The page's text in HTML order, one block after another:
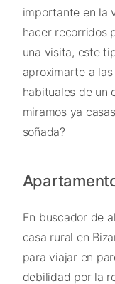
importante en la
hacer recorridos
una visita, este
aproximarte a
habituales de un
miramos ya
soñada?
En buscador de
casa rural en
para viajar en
debilidad por la